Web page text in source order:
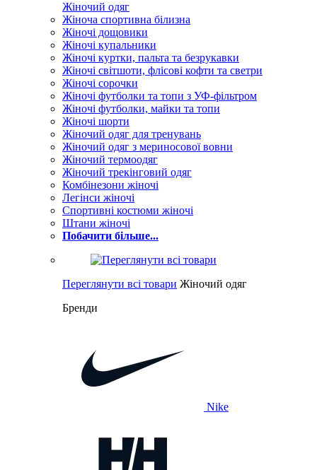
Жіночий одяг
Жіноча спортивна білизна
Жіночі дощовики
Жіночі купальники
Жіночі куртки, пальта та безрукавки
Жіночі світшоти, флісові кофти та светри
Жіночі сорочки
Жіночі футболки та топи з УФ-фільтром
Жіночі футболки, майки та топи
Жіночі шорти
Жіночий одяг для тренувань
Жіночий одяг з мериносової вовни
Жіночий термоодяг
Жіночий трекінговий одяг
Комбінезони жіночі
Легінси жіночі
Спортивні костюми жіночі
Штани жіночі
Побачити більше...
Переглянути всі товари Жіночий одяг
Бренди
Nike